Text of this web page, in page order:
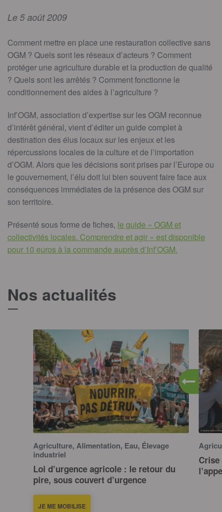
Le 5 août 2009
Comment mettre en place une restauration collective sans
OGM ? Quels sont les réseaux d’acteurs ? Comment
protéger une agriculture durable et la production de qualité
? Quels sont les arrêtés ? Comment fonctionne le
conditionnement des aides à l’agriculture ?
Inf’OGM, association d’expertise sur les OGM reconnue
d’intérêt général, vient d’éditer un guide complet à
destination des élus locaux sur les enjeux et les
répercussions locales de la culture et de l’importation
d’OGM. Alors que les décisions sont prises par l’Europe ou
le gouvernement, l’élu doit lui bien souvent faire face aux
conséquences immédiates de la présence des OGM sur
son territoire.
Présenté sous forme de fiches, le guide « OGM et
collectivités locales. Comprendre et agir » est disponible
pour 10 euros à la commande auprès d’Inf’OGM.
Nos actualités
Agriculture, Alimentation, Eau, Élevage
industriel
Loi d’urgence agricole : le retour du
pire, sous couvert d’urgence
JE ME MOBILISE